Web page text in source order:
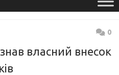
0
власний внесок